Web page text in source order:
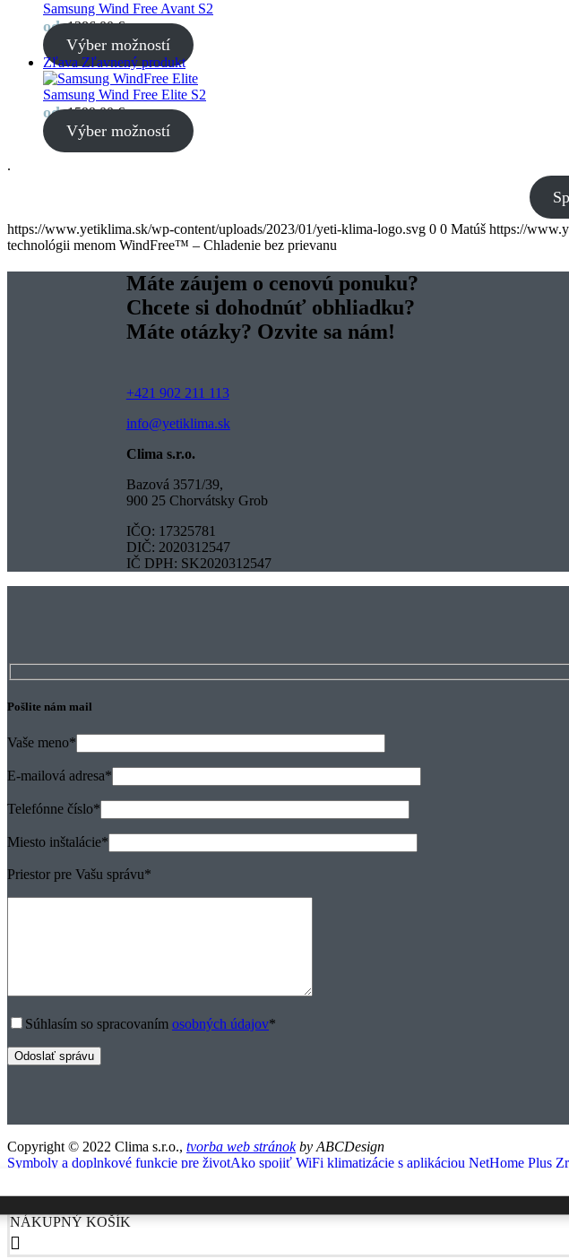
Samsung Wind Free Avant S2
od 1386,00€
Výber možností
Zľava Zľavnený produkt
Samsung Wind Free Elite S2
od 1599,00€
Výber možností
.
https://www.yetiklima.sk/wp-content/uploads/2023/01/yeti-klima-logo.svg 0 0 Matúš https://
technológii menom WindFree™ – Chladenie bez prievanu
Máte záujem o cenovú ponuku?
Chcete si dohodnúť obhliadku?
Máte otázky? Ozvite sa nám!
+421 902 211 113
info@yetiklima.sk
Clima s.r.o.
Bazová 3571/39,
900 25 Chorvátsky Grob
IČO: 17325781
DIČ: 2020312547
IČ DPH: SK2020312547
Pošlite nám mail
Vaše meno*
E-mailová adresa*
Telefónne číslo*
Miesto inštalácie*
Priestor pre Vašu správu*
Súhlasím so spracovaním osobných údajov*
Copyright © 2022 Clima s.r.o., tvorba web stránokby ABCDesign
Symboly a doplnkové funkcie pre životAko spojiť WiFi klimatizácie s aplikáciou NetHome Plus
NÁKUPNÝ KOŠÍK